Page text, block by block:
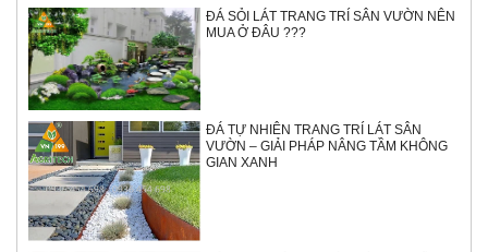
ĐÁ SỎI LÁT TRANG TRÍ SÂN VƯỜN NÊN
MUA Ở ĐÂU ???
ĐÁ TỰ NHIÊN TRANG TRÍ LÁT SÂN
VƯỜN – GIẢI PHÁP NÂNG TẦM KHÔNG
GIAN XANH